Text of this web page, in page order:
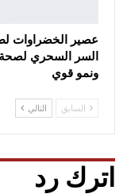
عصير الخضراوات
السر السحري
ونمو قوي
السابق التالي
اترك رد